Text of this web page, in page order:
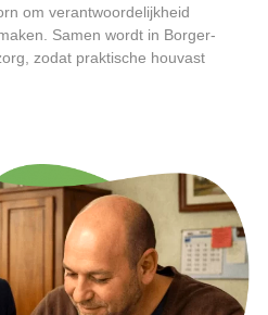
om verantwoordelijkheid
Samen wordt in Borger-
zodat praktische houvast